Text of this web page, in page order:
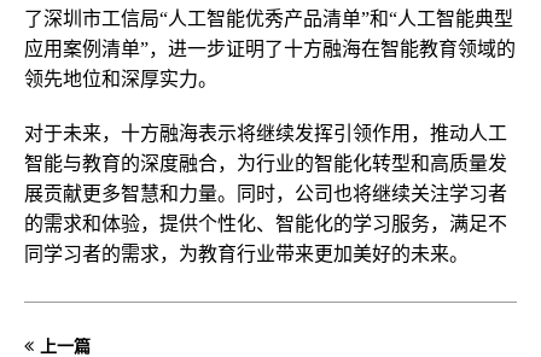
了深圳市工信局“人工智能优秀产品清单”和“人工智能典型
应用案例清单”，进一步证明了十方融海在智能教育领域的
领先地位和深厚实力。
对于未来，十方融海表示将继续发挥引领作用，推动人工
智能与教育的深度融合，为行业的智能化转型和高质量发
展贡献更多智慧和力量。同时，公司也将继续关注学习者
的需求和体验，提供个性化、智能化的学习服务，满足不
同学习者的需求，为教育行业带来更加美好的未来。
上一篇